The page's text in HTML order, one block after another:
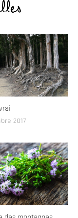
2017